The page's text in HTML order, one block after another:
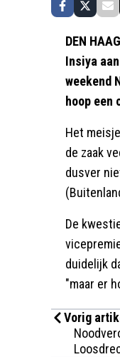
DEN
Insiya
weekend
hoop een
Het
de zaak
dusver
De
duidelijk
"maar er
Vorig